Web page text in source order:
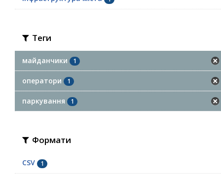
Теги
майданчики 1
оператори 1
паркування 1
Формати
CSV 1